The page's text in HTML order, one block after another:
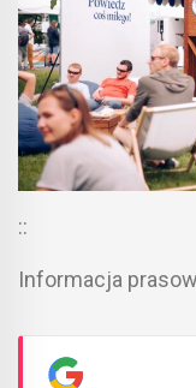
::
Informacja